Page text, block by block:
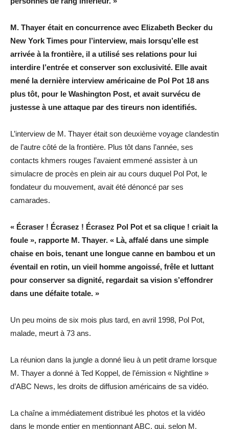
M. Thayer était en concurrence avec Elizabeth Becker du
New York Times pour l’interview, mais lorsqu’elle est
arrivée à la frontière, il a utilisé ses relations pour lui
interdire l’entrée et conserver son exclusivité. Elle avait
mené la dernière interview américaine de Pol Pot 18 ans
plus tôt, pour le Washington Post, et avait survécu de
justesse à une attaque par des tireurs non identifiés.
L’interview de M. Thayer était son deuxième voyage clandestin
de l’autre côté de la frontière. Plus tôt dans l’année, ses
contacts khmers rouges l’avaient emmené assister à un
simulacre de procès en plein air au cours duquel Pol Pot, le
fondateur du mouvement, avait été dénoncé par ses
camarades.
« Écraser ! Écrasez ! Écrasez Pol Pot et sa clique ! criait la
foule », rapporte M. Thayer. « Là, affalé dans une simple
chaise en bois, tenant une longue canne en bambou et un
éventail en rotin, un vieil homme angoissé, frêle et luttant
pour conserver sa dignité, regardait sa vision s’effondrer
dans une défaite totale. »
Un peu moins de six mois plus tard, en avril 1998, Pol Pot,
malade, meurt à 73 ans.
La réunion dans la jungle a donné lieu à un petit drame lorsque
M. Thayer a donné à Ted Koppel, de l’émission « Nightline »
d’ABC News, les droits de diffusion américains de sa vidéo.
La chaîne a immédiatement distribué les photos et la vidéo
dans le monde entier en mentionnant ABC, qui, selon M.